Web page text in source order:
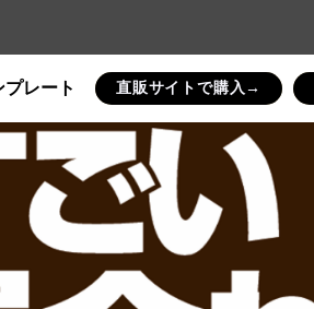
直販サイトで購入→
プレート